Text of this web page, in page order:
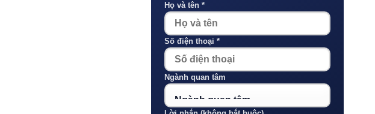
Họ và tên *
Số điện thoại *
Ngành quan tâm